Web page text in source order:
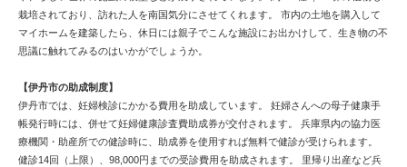
栽培されており、訪れた人を南国気分にさせてくれます。 市内の土地を購入して
マイホームを建築したら、休日には親子でこんな施設にお出かけして、生き物の不
思議に触れてみるのはいかがでしょうか。
【伊丹市の助成制度】
伊丹市では、妊婦検診にかかる費用を助成しています。 妊婦さんへの母子健康手
帳発行時には、併せて妊婦健康診査費助成券が交付されます。 兵庫県内の協力医
療機関・助産所での健診時に、助成券を使用すれば無料で健診が受けられます。
健診14回（上限）、98,000円までの受診費用を助成されます。 里帰り出産など兵